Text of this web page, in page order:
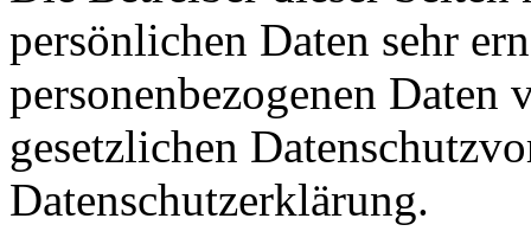
persönlichen Daten sehr
personenbezogenen Daten
gesetzlichen
Datenschutzerklärung.